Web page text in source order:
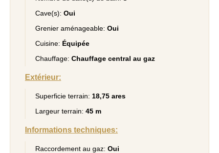
Cave(s): Oui
Grenier aménageable: Oui
Cuisine: Équipée
Chauffage: Chauffage central au gaz
Extérieur:
Superficie terrain: 18,75 ares
Largeur terrain: 45 m
Informations techniques:
Raccordement au gaz: Oui